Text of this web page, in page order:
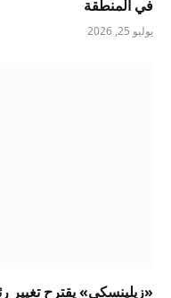
في المنطقة
يوليو 25, 2026
«زيلينسكي» يقترح تغيير